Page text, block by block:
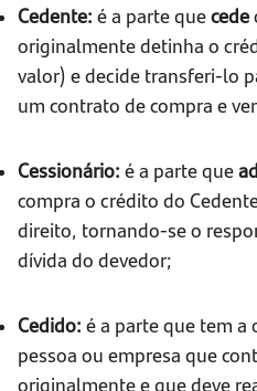
Cedente: é a parte quecede
originalmente detinha o
valor) e decide transferi-lo
um contrato de compra e
Cessionário: é a parte que
compra o crédito do
direito, tornando-se o
dívida do devedor;
Cedido: é a parte que tem a
pessoa ou empresa que
originalmente e que deve